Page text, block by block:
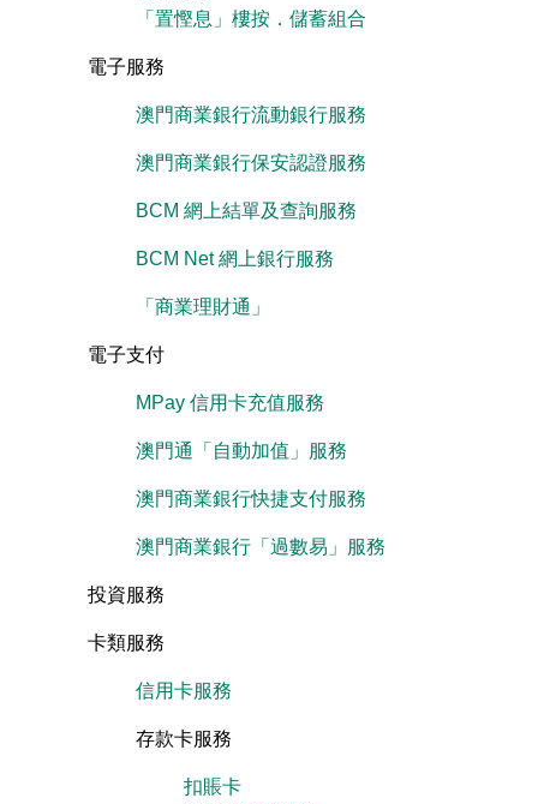
「置慳息」樓按．儲蓄組合
電子服務
澳門商業銀行流動銀行服務
澳門商業銀行保安認證服務
BCM 網上結單及查詢服務
BCM Net 網上銀行服務
「商業理財通」
電子支付
MPay 信用卡充值服務
澳門通「自動加值」服務
澳門商業銀行快捷支付服務
澳門商業銀行「過數易」服務
投資服務
卡類服務
信用卡服務
存款卡服務
扣賬卡